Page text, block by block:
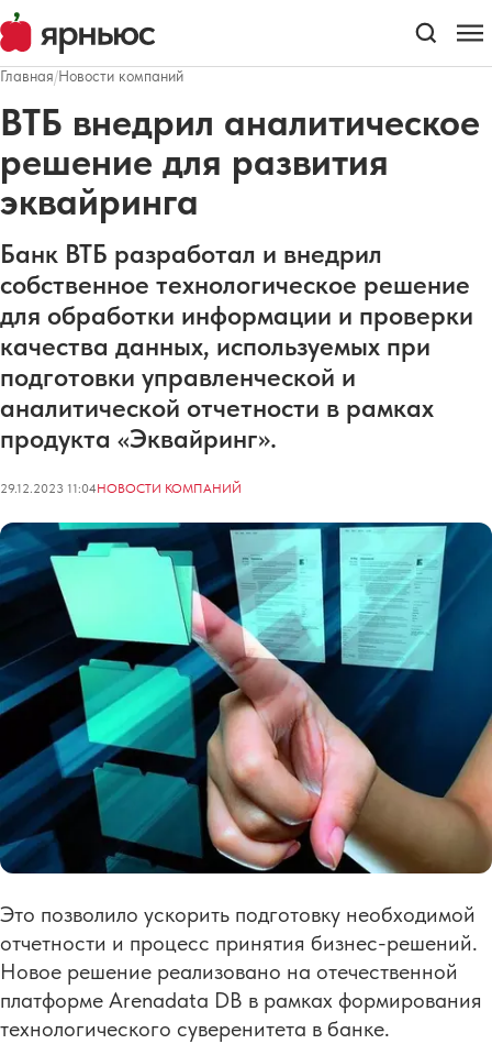
Главная/Новости компаний
ВТБ внедрил аналитическое
решение для развития
эквайринга
Банк ВТБ разработал и внедрил
собственное технологическое решение
для обработки информации и проверки
качества данных, используемых при
подготовки управленческой и
аналитической отчетности в рамках
продукта «Эквайринг».
29.12.2023 11:04НОВОСТИ КОМПАНИЙ
Это позволило ускорить подготовку необходимой
отчетности и процесс принятия бизнес-решений.
Новое решение реализовано на отечественной
платформе Arenadata DB в рамках формирования
технологического суверенитета в банке.